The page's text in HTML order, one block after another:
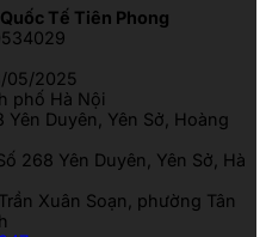
Tế Tiên Phong
05/2025
phố Hà Nội
Yên Duyên, Yên Sở, Hoàng
268 Yên Duyên, Yên Sở, Hà
Xuân Soạn, phường Tân